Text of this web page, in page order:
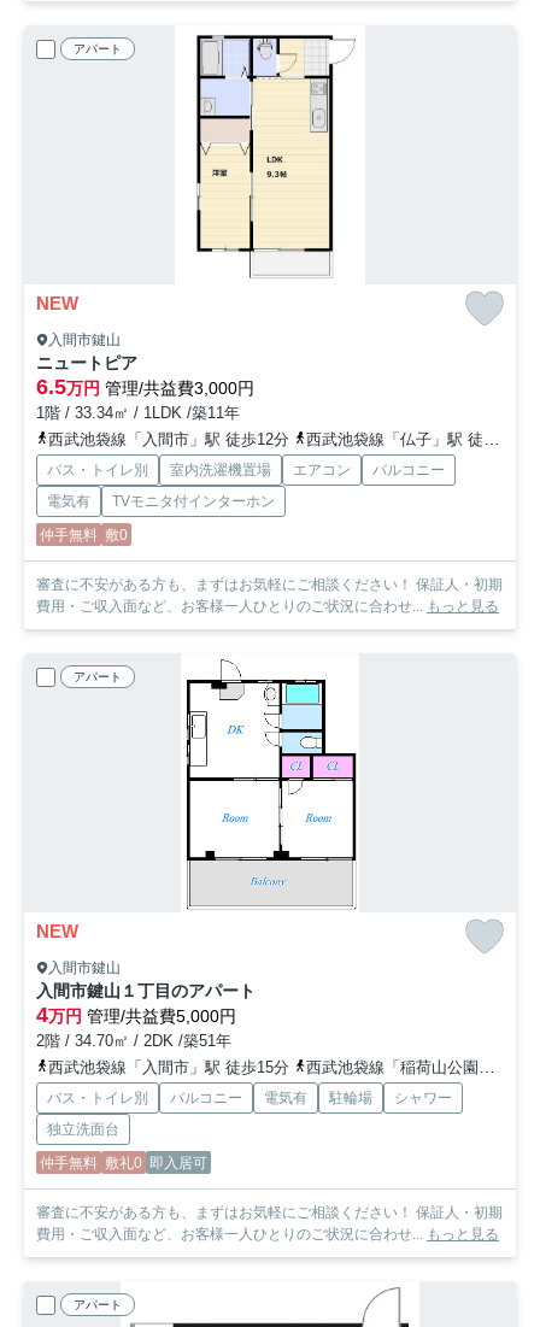
アパート
NEW
入間市鍵山
ニュートピア
6.5万円 管理/共益費3,000円
1階 / 33.34㎡ / 1LDK /築11年
西武池袋線「入間市」駅 徒歩12分
西武池袋線「仏子」駅 徒歩24分
バス・トイレ別 室内洗濯機置場 エアコン
バルコニー
電気有
TVモニタ付インターホン
仲手無料 敷0
審査に不安がある方も、まずはお気軽にご相談ください！ 保証人・初期
費用・ご収入面など、お客様一人ひとりのご状況に合わせ... もっと見る
アパート
NEW
入間市鍵山
入間市鍵山１丁目のアパート
4万円 管理/共益費5,000円
2階 / 34.70㎡ / 2DK /築51年
西武池袋線「入間市」駅 徒歩15分
西武池袋線「稲荷山公園」駅 徒歩27分
バス・トイレ別 バルコニー 電気有 駐輪場
シャワー
独立洗面台
仲手無料 敷礼0 即入居可
審査に不安がある方も、まずはお気軽にご相談ください！ 保証人・初期
費用・ご収入面など、お客様一人ひとりのご状況に合わせ... もっと見る
アパート